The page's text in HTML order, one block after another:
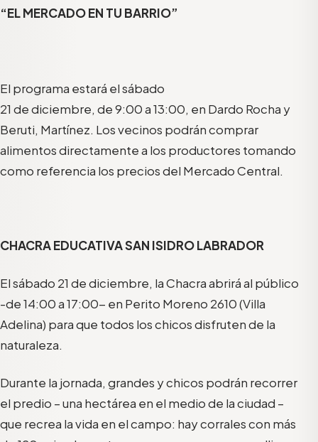
“EL MERCADO EN TU BARRIO”
El programa estará el sábado
21 de diciembre, de 9:00 a 13:00, en Dardo Rocha y
Beruti, Martínez. Los vecinos podrán comprar
alimentos directamente a los productores tomando
como referencia los precios del Mercado Central.
CHACRA EDUCATIVA SAN ISIDRO LABRADOR
El sábado 21 de diciembre, la Chacra abrirá al público
-de 14:00 a 17:00- en Perito Moreno 2610 (Villa
Adelina) para que todos los chicos disfruten de la
naturaleza.
Durante la jornada, grandes y chicos podrán recorrer
el predio – una hectárea en el medio de la ciudad –
que recrea la vida en el campo: hay corrales con más